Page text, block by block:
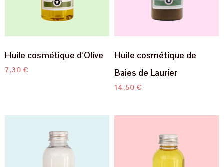
Huile cosmétique d’Olive
7,30€
Huile cosmétique de
Baies de Laurier
14,50€